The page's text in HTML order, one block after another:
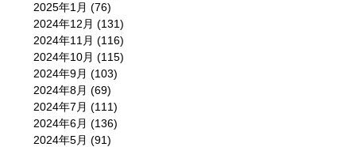
2025年1月 (76)
2024年12月 (131)
2024年11月 (116)
2024年10月 (115)
2024年9月 (103)
2024年8月 (69)
2024年7月 (111)
2024年6月 (136)
2024年5月 (91)